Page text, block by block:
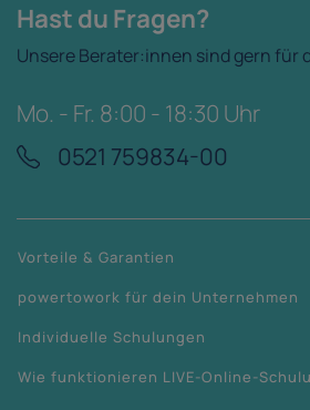
Hast du Fragen?
Unsere Berater:innen sind gern für
Mo. - Fr. 8:00 - 18:30 Uhr
0521 759834-00
Vorteile & Garantien
powertowork für dein Unternehmen
Individuelle Schulungen
Wie funktionieren LIVE-Online-